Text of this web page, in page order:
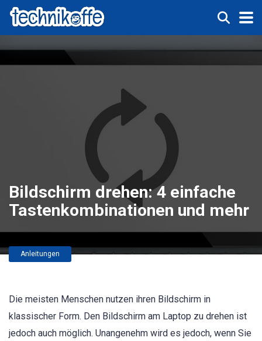
Bildschirm drehen: 4 einfache
Tastenkombinationen und mehr
Anleitungen
Die meisten Menschen nutzen ihren Bildschirm in
klassischer Form. Den Bildschirm am Laptop zu drehen ist
jedoch auch möglich. Unangenehm wird es jedoch, wenn Sie